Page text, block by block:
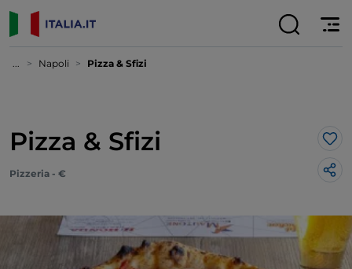
... Napoli Pizza & Sfizi
Pizza & Sfizi
Pizzeria - €